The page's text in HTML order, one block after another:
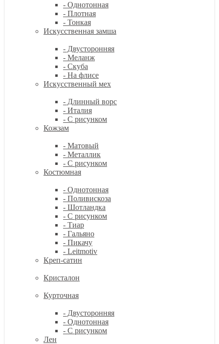
- Однотонная
- Плотная
- Тонкая
Искусственная замша
- Двусторонняя
- Меланж
- Скуба
- На флисе
Искусственный мех
- Длинный ворс
- Италия
- С рисунком
Кожзам
- Матовый
- Металлик
- С рисунком
Костюмная
- Однотонная
- Поливискоза
- Шотландка
- С рисунком
- Тиар
- Гальяно
- Пикачу
- Leitmotiv
Креп-сатин
Кристалон
Курточная
- Двусторонняя
- Однотонная
- С рисунком
Лен